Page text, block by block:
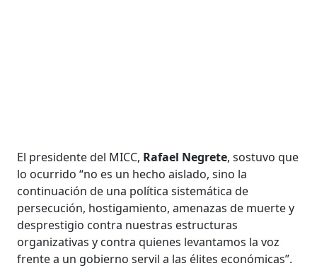
El presidente del MICC, Rafael Negrete, sostuvo que
lo ocurrido “no es un hecho aislado, sino la
continuación de una política sistemática de
persecución, hostigamiento, amenazas de muerte y
desprestigio contra nuestras estructuras
organizativas y contra quienes levantamos la voz
frente a un gobierno servil a las élites económicas”.